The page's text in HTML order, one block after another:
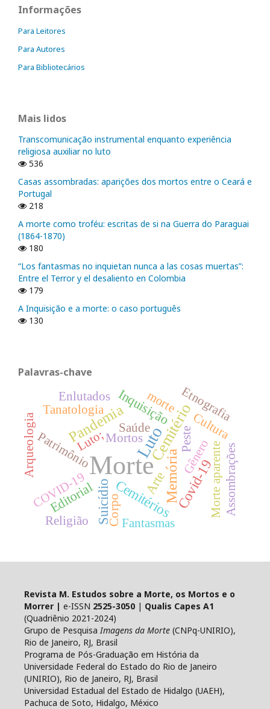
Informações
Para Leitores
Para Autores
Para Bibliotecários
Mais lidos
Transcomunicação instrumental enquanto experiência
religiosa auxiliar no luto
536
Casas assombradas: aparições dos mortos entre o Ceará e
Portugal
218
A morte como troféu: escritas de si na Guerra do Paraguai
(1864-1870)
180
“Los fantasmas no inquietan nunca a las cosas muertas”:
Entre el Terror y el desaliento en Colombia
179
A Inquisição e a morte: o caso português
130
Palavras-chave
Morte
Luto
Cemitério
Memória
Pandemia
CemitériosCovid-19
Suicídio Arte
Editorial
Inquisição
Patrimônio Morte aparente
Saúde
Gênero
Etnografia
Tanatologia
COVID-19 CorpoFantasmas
Assombrações
Mortos
Arqueologia
morte
Cultura
Peste
Enlutados
Luto;
Religião
Revista M. Estudos sobre a Morte, os Mortos e o
Morrer | e-ISSN 2525-3050 | Qualis Capes A1
(Quadriênio 2021-2024)
Grupo de Pesquisa Imagens da Morte (CNPq-UNIRIO),
Rio de Janeiro, RJ, Brasil
Programa de Pós-Graduação em História da
Universidade Federal do Estado do Rio de Janeiro
(UNIRIO), Rio de Janeiro, RJ, Brasil
Universidad Estadual del Estado de Hidalgo (UAEH),
Pachuca de Soto, Hidalgo, México